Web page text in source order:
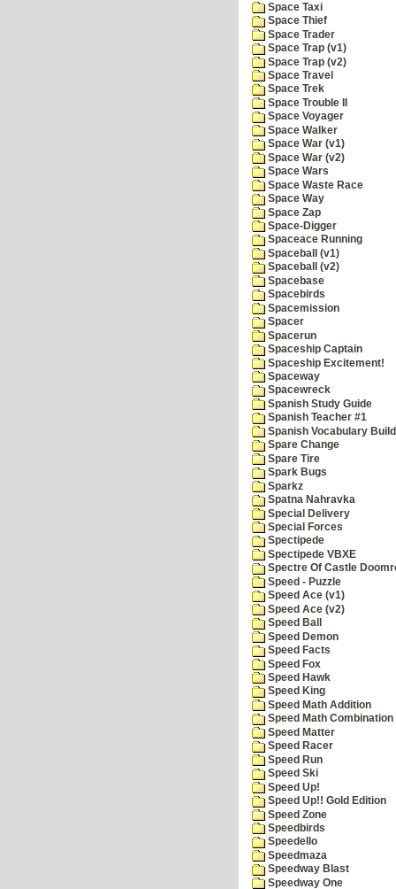
Space Taxi
Space Thief
Space Trader
Space Trap (v1)
Space Trap (v2)
Space Travel
Space Trek
Space Trouble II
Space Voyager
Space Walker
Space War (v1)
Space War (v2)
Space Wars
Space Waste Race
Space Way
Space Zap
Space-Digger
Spaceace Running
Spaceball (v1)
Spaceball (v2)
Spacebase
Spacebirds
Spacemission
Spacer
Spacerun
Spaceship Captain
Spaceship Excitement!
Spaceway
Spacewreck
Spanish Study Guide
Spanish Teacher #1
Spanish Vocabulary
Spare Change
Spare Tire
Spark Bugs
Sparkz
Spatna Nahravka
Special Delivery
Special Forces
Spectipede
Spectipede VBXE
Spectre Of Castle
Speed - Puzzle
Speed Ace (v1)
Speed Ace (v2)
Speed Ball
Speed Demon
Speed Facts
Speed Fox
Speed Hawk
Speed King
Speed Math Addition
Speed Math Combination
Speed Matter
Speed Racer
Speed Run
Speed Ski
Speed Up!
Speed Up!! Gold Edition
Speed Zone
Speedbirds
Speedello
Speedmaza
Speedway Blast
Speedway One